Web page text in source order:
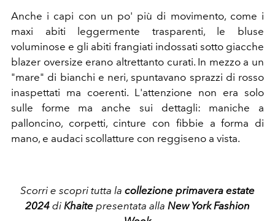
Anche i capi con un po' più di movimento, come i
maxi abiti leggermente trasparenti, le bluse
voluminose e gli abiti frangiati indossati sotto giacche
blazer oversize erano altrettanto curati. In mezzo a un
"mare" di bianchi e neri, spuntavano sprazzi di rosso
inaspettati ma coerenti. L'attenzione non era solo
sulle forme ma anche sui dettagli: maniche a
palloncino, corpetti, cinture con fibbie a forma di
mano, e audaci scollatture con reggiseno a vista.
Scorri e scopri tutta la collezione primavera estate
2024 di Khaite presentata alla New York Fashion